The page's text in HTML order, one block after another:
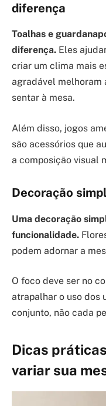
diferença
Toalhas e
diferença. Eles
criar um clima mais
agradável melhoram
sentar à mesa.
Além disso, jogos
são acessórios que
a composição visual
Decoração
Uma decoração
funcionalidade.
podem adornar a
O foco deve ser no
atrapalhar o uso dos
conjunto, não cada
Dicas
variar sua